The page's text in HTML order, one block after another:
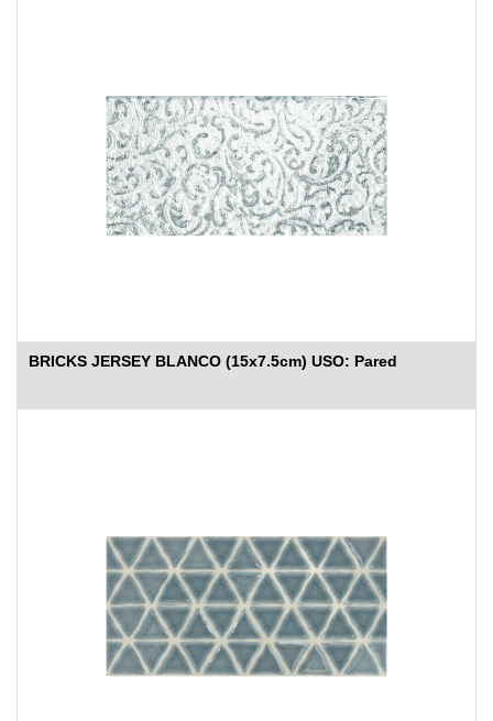
BRICKS JERSEY BLANCO (15x7.5cm) USO: Pared